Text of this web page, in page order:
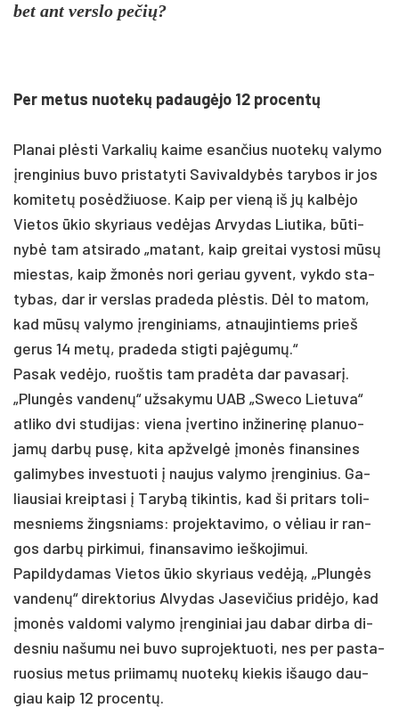
bet ant vers­lo pe­čių?
Per me­tus nuo­tekų pa­daugė­jo 12 pro­centų
Pla­nai plėsti Var­ka­lių kai­me esan­čius nuo­tekų va­ly­mo
įren­gi­nius bu­vo pri­sta­ty­ti Sa­vi­val­dybės ta­ry­bos ir jos
ko­mi­tetų po­sėdžiuo­se. Kaip per vieną iš jų kalbė­jo
Vie­tos ūkio sky­riaus vedė­jas Ar­vy­das Liu­ti­ka, būti­
nybė tam at­si­ra­do „ma­tant, kaip grei­tai vys­to­si mūsų
mies­tas, kaip žmonės no­ri ge­riau gy­vent, vyk­do sta­
ty­bas, dar ir vers­las pra­de­da plėstis. Dėl to ma­tom,
kad mūsų va­ly­mo įren­gi­niams, at­nau­jin­tiems prie­š
ge­rus 14 metų, pra­de­da stig­ti pa­jėgumų.“
Pa­sak vedė­jo, ruoš­tis tam pra­dėta dar pa­va­sarį.
„Plungės van­denų“ už­sa­ky­mu UAB „Swe­co Lie­tu­va“
at­li­ko dvi stu­di­jas: vie­na įver­ti­no in­ži­ne­rinę pla­nuo­
jamų darbų pusę, ki­ta ap­žvelgė įmonės fi­nan­si­nes
ga­li­my­bes in­ves­tuo­ti į nau­jus va­ly­mo įren­gi­nius. Ga­
liau­siai kreip­ta­si į Ta­rybą ti­kin­tis, kad ši pri­tars to­li­
mes­niems žings­niams: pro­jek­ta­vi­mo, o vėliau ir ran­
gos darbų pir­ki­mui, fi­nan­sa­vi­mo ieš­ko­ji­mui.
Pa­pil­dy­da­mas Vie­tos ūkio sky­riaus vedėją, „Plungės
van­denų“ di­rek­to­rius Al­vy­das Ja­se­vi­čius pri­dėjo, kad
įmonės val­do­mi va­ly­mo įren­gi­niai jau da­bar dir­ba di­
des­niu na­šu­mu nei bu­vo su­pro­jek­tuo­ti, nes per pa­sta­
ruo­sius me­tus prii­mamų nuo­tekų kie­kis išau­go dau­
giau kaip 12 pro­centų.